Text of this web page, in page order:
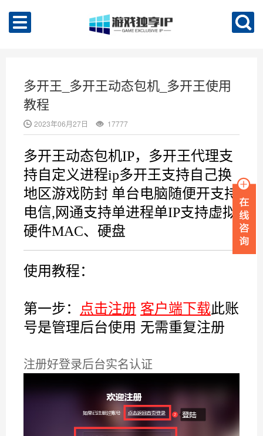
多开王_多开王动态包机_多开王使用
教程
2023年06月27日 17777
多开王动态包机IP，多开王代理支
持自定义进程ip多开王支持自己换
地区游戏防封 单台电脑随便开支持
电信,网通支持单进程单IP支持虚拟
硬件MAC、硬盘
使用教程：
第一步： 点击注册 客户端下载此账
号是管理后台使用 无需重复注册
注册好登录后台实名认证